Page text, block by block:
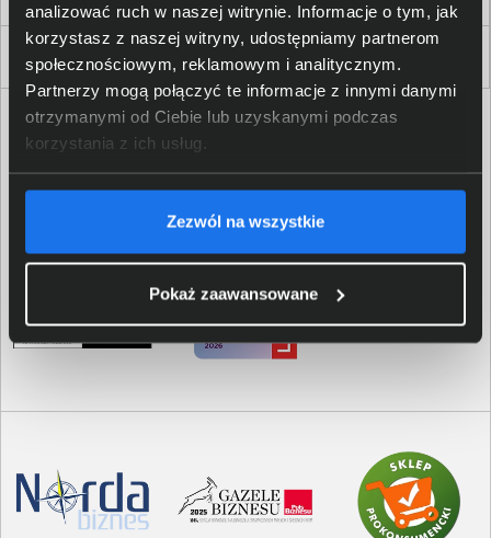
analizować ruch w naszej witrynie. Informacje o tym, jak
korzystasz z naszej witryny, udostępniamy partnerom
społecznościowym, reklamowym i analitycznym.
Partnerzy mogą połączyć te informacje z innymi danymi
otrzymanymi od Ciebie lub uzyskanymi podczas
korzystania z ich usług.
Zezwól na wszystkie
Pokaż zaawansowane
Delkom 2000